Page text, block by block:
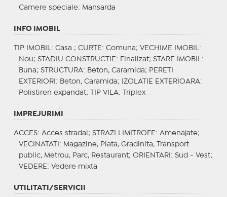
Camere speciale: Mansarda
INFO IMOBIL
TIP IMOBIL : Casa ; CURTE : Comuna; VECHIME IMOBIL :
Nou; STADIU CONSTRUCTIE : Finalizat; STARE IMOBIL :
Buna; STRUCTURA: Beton, Caramida; PERETI
EXTERIORI : Beton, Caramida; IZOLATIE EXTERIOARA:
Polistiren expandat;
TIP VILA: Triplex
IMPREJURIMI
ACCES: Acces stradal; STRAZI LIMITROFE : Amenajate;
VECINATATI : Magazine, Piata, Gradinita, Transport
public, Metrou, Parc, Restaurant; ORIENTARI : Sud - Vest;
VEDERE : Vedere mixta
UTILITATI/SERVICII